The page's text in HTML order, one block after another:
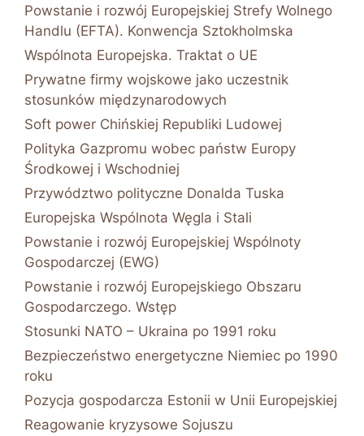
Powstanie i rozwój Europejskiej Strefy Wolnego
Handlu (EFTA). Konwencja Sztokholmska
Wspólnota Europejska. Traktat o UE
Prywatne firmy wojskowe jako uczestnik
stosunków międzynarodowych
Soft power Chińskiej Republiki Ludowej
Polityka Gazpromu wobec państw Europy
Środkowej i Wschodniej
Przywództwo polityczne Donalda Tuska
Europejska Wspólnota Węgla i Stali
Powstanie i rozwój Europejskiej Wspólnoty
Gospodarczej (EWG)
Powstanie i rozwój Europejskiego Obszaru
Gospodarczego. Wstęp
Stosunki NATO – Ukraina po 1991 roku
Bezpieczeństwo energetyczne Niemiec po 1990
roku
Pozycja gospodarcza Estonii w Unii Europejskiej
Reagowanie kryzysowe Sojuszu